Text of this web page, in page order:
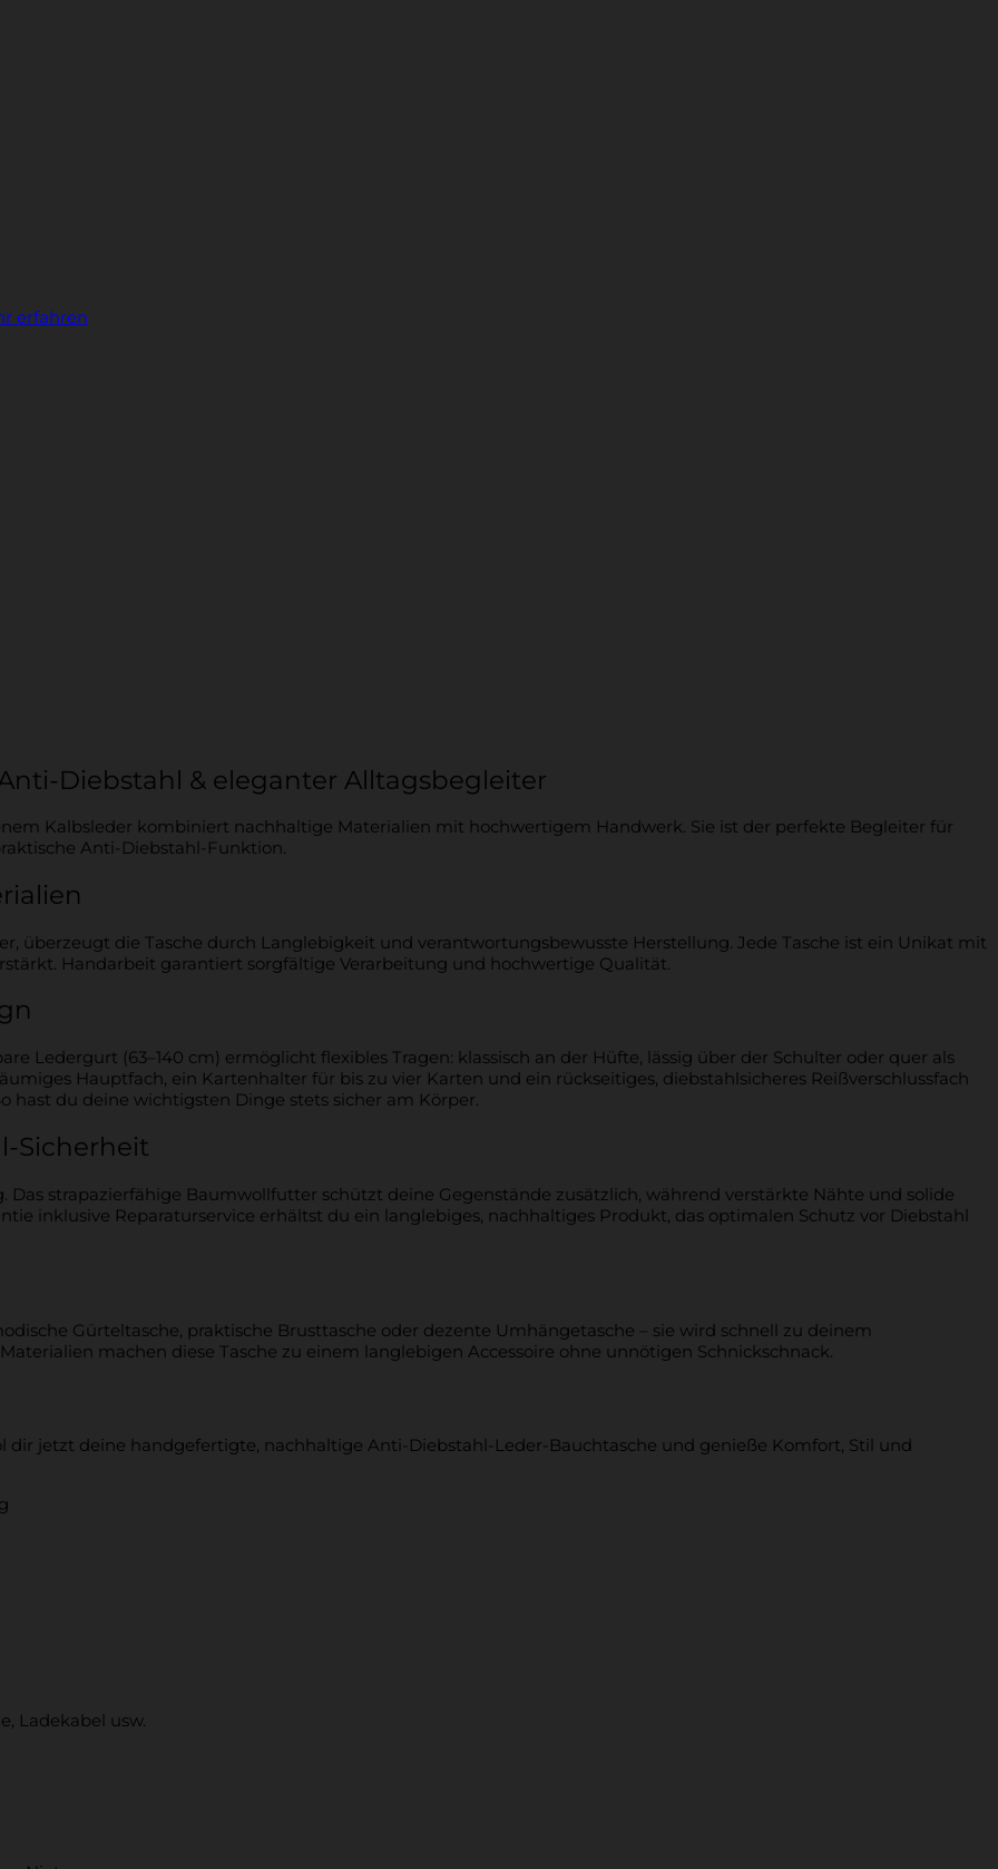
erfahren
Diebstahl & eleganter Alltagsbegleiter
Kalbsleder kombiniert nachhaltige Materialien mit hochwertigem Handwerk. Sie ist der perfekte Begleiter für
Anti-Diebstahl-Funktion.
überzeugt die Tasche durch Langlebigkeit und verantwortungsbewusste Herstellung. Jede Tasche ist ein Unikat mit
Handarbeit garantiert sorgfältige Verarbeitung und hochwertige Qualität.
Ledergurt (63–140 cm) ermöglicht flexibles Tragen: klassisch an der Hüfte, lässig über der Schulter oder quer als
Hauptfach, ein Kartenhalter für bis zu vier Karten und ein rückseitiges, diebstahlsicheres Reißverschlussfach
hast du deine wichtigsten Dinge stets sicher am Körper.
Sicherheit
Das strapazierfähige Baumwollfutter schützt deine Gegenstände zusätzlich, während verstärkte Nähte und solide
inklusive Reparaturservice erhältst du ein langlebiges, nachhaltiges Produkt, das optimalen Schutz vor Diebstahl
Gürteltasche, praktische Brusttasche oder dezente Umhängetasche – sie wird schnell zu deinem
machen diese Tasche zu einem langlebigen Accessoire ohne unnötigen Schnickschnack.
dir jetzt deine handgefertigte, nachhaltige Anti-Diebstahl-Leder-Bauchtasche und genieße Komfort, Stil und
Ladekabel usw.